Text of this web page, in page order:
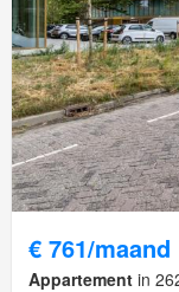
€ 761/maand
Appartement in